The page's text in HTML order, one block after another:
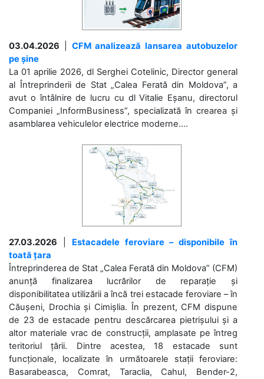
03.04.2026
CFM analizează lansarea autobuzelor
pe șine
La 01 aprilie 2026, dl Serghei Cotelinic, Director general
al Întreprinderii de Stat „Calea Ferată din Moldova”, a
avut o întâlnire de lucru cu dl Vitalie Eșanu, directorul
Companiei „InformBusiness”, specializată în crearea și
asamblarea vehiculelor electrice moderne....
27.03.2026
Estacadele feroviare – disponibile în
toată țara
Întreprinderea de Stat „Calea Ferată din Moldova” (CFM)
anunță finalizarea lucrărilor de reparație și
disponibilitatea utilizării a încă trei estacade feroviare – în
Căușeni, Drochia și Cimișlia. În prezent, CFM dispune
de 23 de estacade pentru descărcarea pietrișului și a
altor materiale vrac de construcții, amplasate pe întreg
teritoriul țării. Dintre acestea, 18 estacade sunt
funcționale, localizate în următoarele stații feroviare:
Basarabeasca, Comrat, Taraclia, Cahul, Bender-2,